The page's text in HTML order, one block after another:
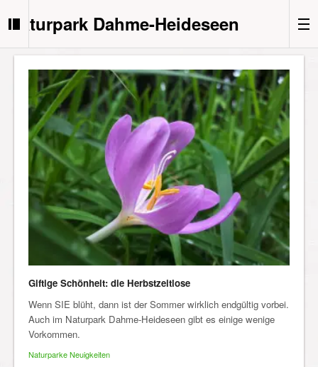
Naturpark Dahme-Heideseen
Giftige Schönheit: die Herbstzeitlose
Wenn SIE blüht, dann ist der Sommer wirklich endgültig vorbei.
Auch im Naturpark Dahme-Heideseen gibt es einige wenige
Vorkommen.
Naturparke Neuigkeiten